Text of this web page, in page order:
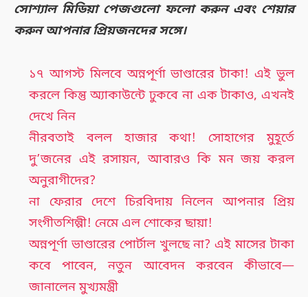
সোশ্যাল মিডিয়া পেজগুলো ফলো করুন এবং শেয়ার
করুন আপনার প্রিয়জনদের সঙ্গে।
১৭ আগস্ট মিলবে অন্নপূর্ণা ভাণ্ডারের টাকা! এই ভুল
করলে কিন্তু অ্যাকাউন্টে ঢুকবে না এক টাকাও, এখনই
দেখে নিন
নীরবতাই বলল হাজার কথা! সোহাগের মুহূর্তে
দু’জনের এই রসায়ন, আবারও কি মন জয় করল
অনুরাগীদের?
না ফেরার দেশে চিরবিদায় নিলেন আপনার প্রিয়
সংগীতশিল্পী! নেমে এল শোকের ছায়া!
অন্নপূর্ণা ভাণ্ডারের পোর্টাল খুলছে না? এই মাসের টাকা
কবে পাবেন, নতুন আবেদন করবেন কীভাবে—
জানালেন মুখ্যমন্ত্রী